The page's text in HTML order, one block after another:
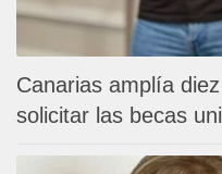
Canarias amplía
solicitar las becas